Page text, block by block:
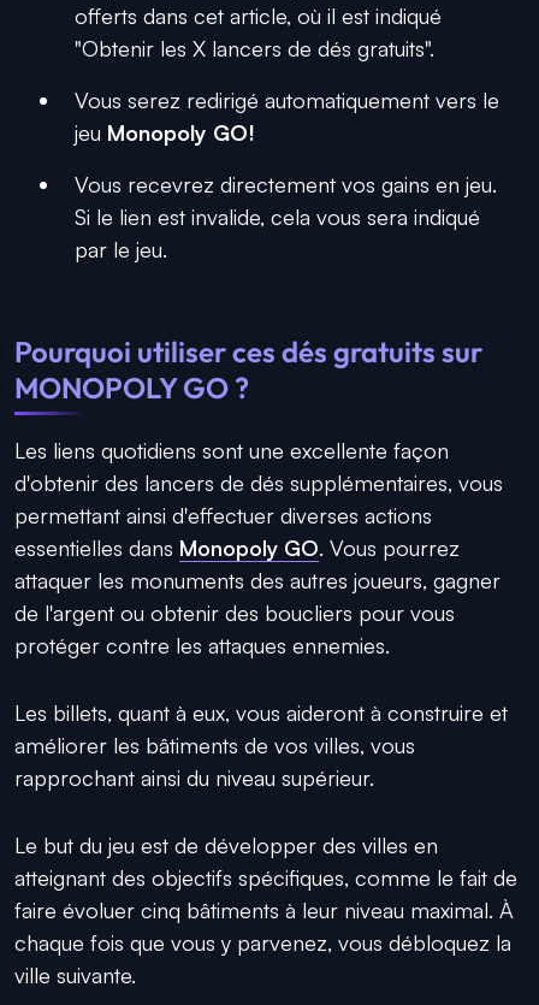
offerts dans cet article, où il est indiqué
"Obtenir les X lancers de dés gratuits".
Vous serez redirigé automatiquement vers le
jeu Monopoly GO!
Vous recevrez directement vos gains en jeu.
Si le lien est invalide, cela vous sera indiqué
par le jeu.
Pourquoi utiliser ces dés gratuits sur
MONOPOLY GO?
Les liens quotidiens sont une excellente façon
d'obtenir des lancers de dés supplémentaires, vous
permettant ainsi d'effectuer diverses actions
essentielles dans Monopoly GO. Vous pourrez
attaquer les monuments des autres joueurs, gagner
de l'argent ou obtenir des boucliers pour vous
protéger contre les attaques ennemies.
Les billets, quant à eux, vous aideront à construire et
améliorer les bâtiments de vos villes, vous
rapprochant ainsi du niveau supérieur.
Le but du jeu est de développer des villes en
atteignant des objectifs spécifiques, comme le fait de
faire évoluer cinq bâtiments à leur niveau maximal. À
chaque fois que vous y parvenez, vous débloquez la
ville suivante.